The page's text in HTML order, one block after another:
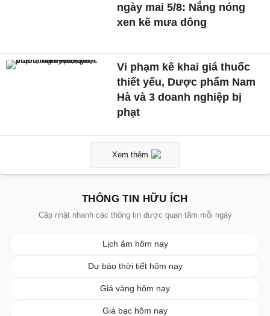
ngày mai 5/8: Nắng nóng
xen kẽ mưa dông
Vi phạm kê khai giá thuốc
thiết yếu, Dược phẩm Nam
Hà và 3 doanh nghiệp bị
phạt
Xem thêm
THÔNG TIN HỮU ÍCH
Cập nhật nhanh các thông tin được quan tâm mỗi ngày
Lịch âm hôm nay
Dự báo thời tiết hôm nay
Giá vàng hôm nay
Giá bạc hôm nay